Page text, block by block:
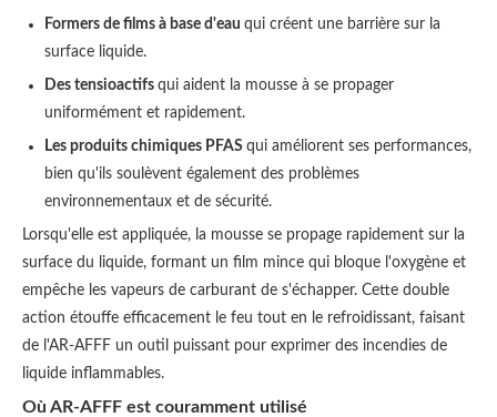
Formers de films à base d'eau qui créent une barrière sur la
surface liquide.
Des tensioactifs qui aident la mousse à se propager
uniformément et rapidement.
Les produits chimiques PFAS qui améliorent ses performances,
bien qu'ils soulèvent également des problèmes
environnementaux et de sécurité.
Lorsqu'elle est appliquée, la mousse se propage rapidement sur la
surface du liquide, formant un film mince qui bloque l'oxygène et
empêche les vapeurs de carburant de s'échapper. Cette double
action étouffe efficacement le feu tout en le refroidissant, faisant
de l'AR-AFFF un outil puissant pour exprimer des incendies de
liquide inflammables.
Où AR-AFFF est couramment utilisé